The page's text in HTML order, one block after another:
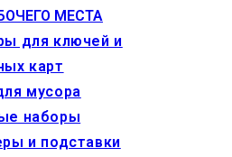
МЕСТА
для ключей и
карт
мусора
наборы
и подставки